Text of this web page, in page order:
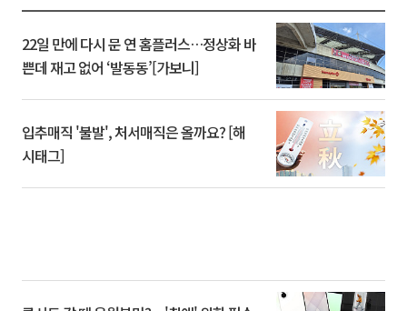
22일 만에 다시 문 연 홈플러스…정상화 바
쁜데 재고 없어 ‘발동동’[가보니]
입추매직 '불발', 처서매직은 올까요? [해
시태그]